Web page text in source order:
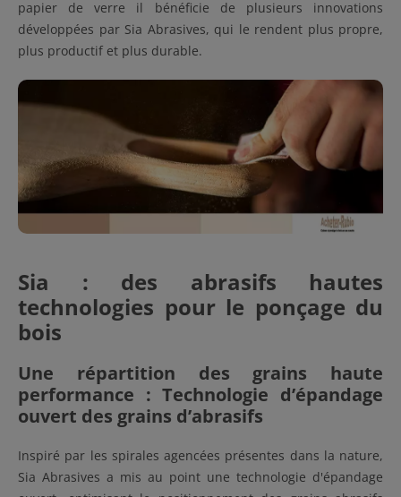
papier de verre il bénéficie de plusieurs innovations
développées par Sia Abrasives, qui le rendent plus propre,
plus productif et plus durable.
Sia : des abrasifs hautes
technologies pour le ponçage du
bois
Une répartition des grains haute
performance : Technologie d’épandage
ouvert des grains d’abrasifs
Inspiré par les spirales agencées présentes dans la nature,
Sia Abrasives a mis au point une technologie d'épandage